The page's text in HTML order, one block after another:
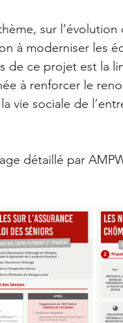
sur
à moderniser les
de ce projet est la
à renforcer le
vie sociale de
détaillé par